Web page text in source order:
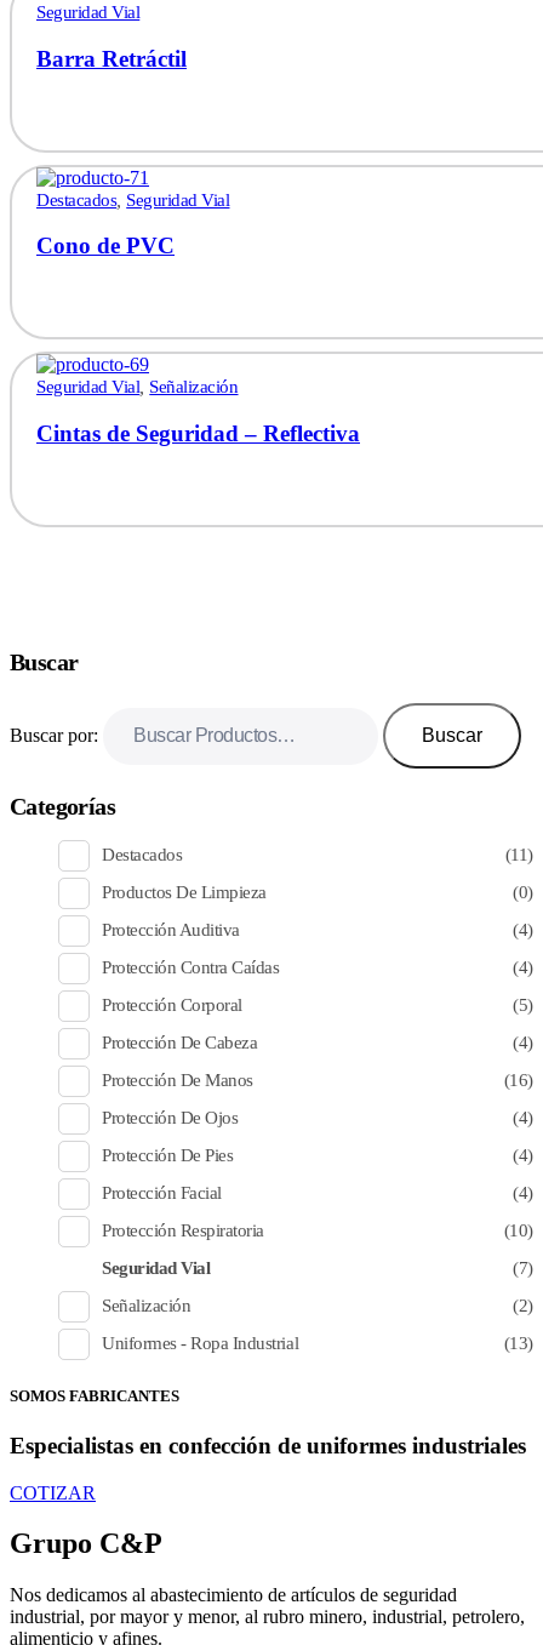
Barra Retráctil
Seguridad Vial
Cono de PVC
Destacados, Seguridad Vial
Cintas de Seguridad – Reflectiva
Seguridad Vial Señalización
Buscar
Buscar por: Buscar
Categorías
Destacados
(11)
Productos De Limpieza
(0)
Protección Auditiva
(4)
Protección Contra Caídas
(4)
Protección Corporal
(5)
Protección De Cabeza
(4)
Protección De Manos
(16)
Protección De Ojos
(4)
Protección De Pies
(4)
Protección Facial
(4)
Protección Respiratoria
(10)
Seguridad Vial
(7)
Señalización
(2)
Uniformes - Ropa Industrial
(13)
SOMOS FABRICANTES
Especialistas en confección de uniformes industriales
COTIZAR
Grupo C&P
Nos dedicamos al abastecimiento de artículos de seguridad
industrial, por mayor y menor, al rubro minero, industrial, petrolero,
alimenticio y afines.